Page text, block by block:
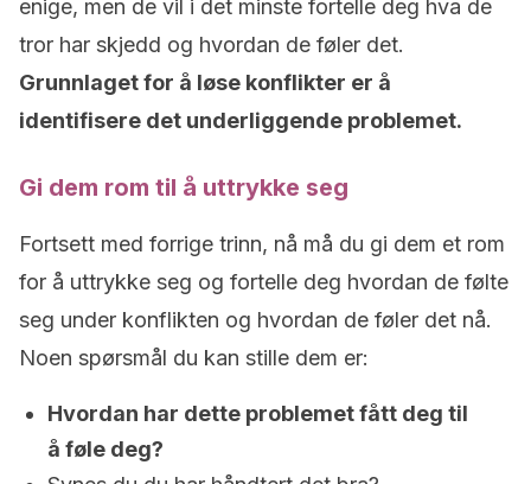
enige, men de vil i det minste fortelle deg hva de
tror har skjedd og hvordan de føler det.
Grunnlaget for å løse konflikter er å
identifisere det underliggende problemet.
Gi dem rom til å uttrykke seg
Fortsett med forrige trinn, nå må du gi dem et rom
for å uttrykke seg og fortelle deg hvordan de følte
seg under konflikten og hvordan de føler det nå.
Noen spørsmål du kan stille dem er:
Hvordan har dette problemet fått deg til
å føle deg?